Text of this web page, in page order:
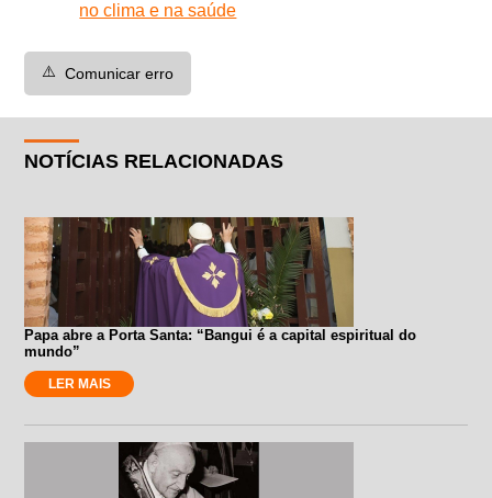
no clima e na saúde
⚠️ Comunicar erro
NOTÍCIAS RELACIONADAS
Papa abre a Porta Santa: “Bangui é a capital espiritual do
mundo”
LER MAIS